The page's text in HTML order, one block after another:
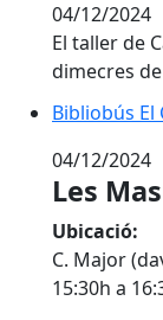
04/12/2024
El taller de
dimecres
Bibliobús El
Bibliobús El
04/12/2024
Les
Ubicació:
C. Major
15:30h a